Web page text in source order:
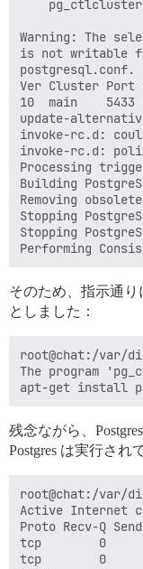
Warning: The
is not writable
postgresql.conf.
Ver Cluster
10  main    5433
update-
invoke-rc.d:
invoke-rc.d:
Processing
Building
Removing
Stopping
Stopping
そのため、指示通
としました：
root@chat:/var/
The program
残念ながら、
Postgres は実行され
root@chat:/var/
Active Internet
Proto Recv-Q
tcp        0
tcp        0